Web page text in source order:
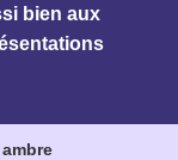
bien aux